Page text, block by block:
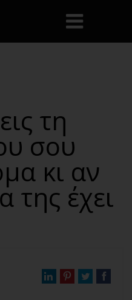
τη
σου
κι αν
της έχει